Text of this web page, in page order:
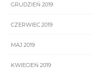
GRUDZIEŃ 2019
CZERWIEC 2019
MAJ 2019
KWIECIEŃ 2019